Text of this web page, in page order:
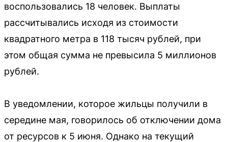
воспользовались 18 человек. Выплаты
рассчитывались исходя из стоимости
квадратного метра в 118 тысяч рублей, при
этом общая сумма не превысила 5 миллионов
рублей.
В уведомлении, которое жильцы получили в
середине мая, говорилось об отключении дома
от ресурсов к 5 июня. Однако на текущий